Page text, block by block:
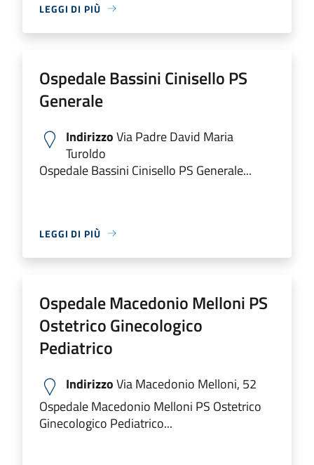
LEGGI DI PIÙ
Ospedale Bassini Cinisello PS
Generale
IndirizzoVia Padre David Maria
Turoldo
Ospedale Bassini Cinisello PS Generale...
LEGGI DI PIÙ
Ospedale Macedonio Melloni PS
Ostetrico Ginecologico
Pediatrico
IndirizzoVia Macedonio Melloni, 52
Ospedale Macedonio Melloni PS Ostetrico
Ginecologico Pediatrico...